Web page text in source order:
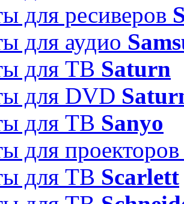
для ресиверов
для аудио
для ТВ Saturn
для DVD
для ТВ Sanyo
для
для ТВ Scarlett